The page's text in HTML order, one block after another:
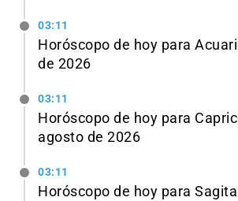
03:11
Horóscopo de hoy para
de 2026
03:11
Horóscopo de hoy para
agosto de 2026
03:11
Horóscopo de hoy para